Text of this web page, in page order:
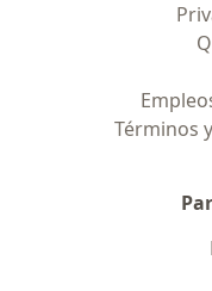
Términos